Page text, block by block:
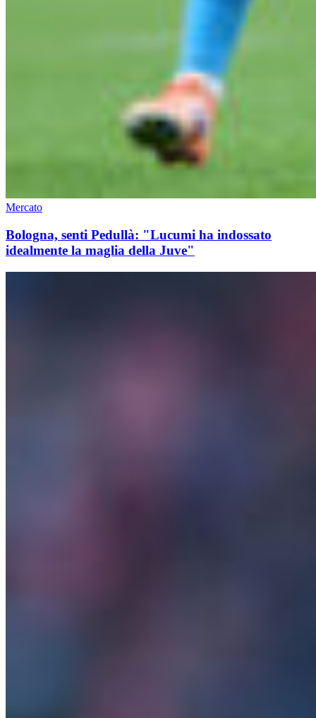
Mercato
Bologna, senti Pedullà: "Lucumi ha indossato
idealmente la maglia della Juve"